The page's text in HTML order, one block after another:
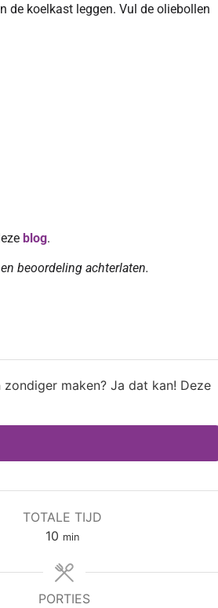
de koelkast leggen. Vul de oliebollen
blog.
beoordeling achterlaten.
maken? Ja dat kan! Deze
TOTALE TIJD
10 min
PORTIES